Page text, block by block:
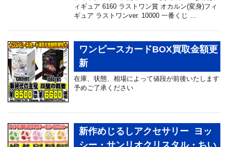
ィギュア 6160 ラストワン賞 オカルン(変身)フィ
ギュア ラストワンver. 10000 一番くじ …
ワンピースカードBOX買取金額更
新
在庫、状態、相場によって値段が前後いたします
予めご了承ください
新作めじるしアクセサリー ヨッ